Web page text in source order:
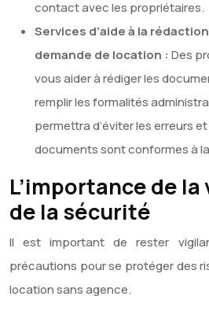
contact avec les propriétaires.
Services d’aide à la
demande de location : Des
vous aider à rédiger les
remplir les formalités
permettra d’éviter les erreurs
documents sont conformes à
L’importance de
de la sécurité
Il est important de rester
précautions pour se protéger des
location sans agence.